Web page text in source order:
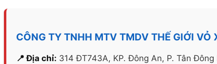
CÔNG TY TNHH MTV TMDV THẾ GIỚI VỎ
📍 Địa chỉ: 314 ĐT743A, KP. Đông An, P. Tân